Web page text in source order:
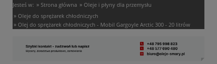
Jesteś w: » Strona główna » Oleje i płyny dla przemysłu
» Oleje do sprężarek chłodniczych
» Olej do sprężarek chłodniczych - Mobil Gargoyle Arctic 300 - 20 litrów